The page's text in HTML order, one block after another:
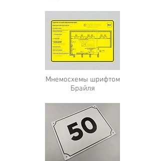
Мнемосхемы шрифтом
Брайля